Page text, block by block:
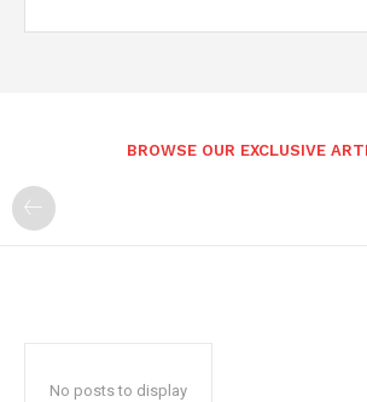
BROWSE OUR EXCLUSIVE
No posts to display